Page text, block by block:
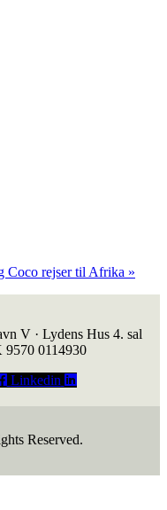
Coco rejser til Afrika »
V · Lydens Hus 4. sal
9570 0114930
Linkedin
Reserved.